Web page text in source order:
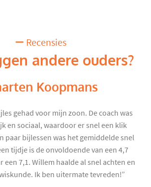
Recensies
andere ouders?
Koopmans
gehad voor mijn zoon. De coach was
en sociaal, waardoor er snel een klik
paar bijlessen was het gemiddelde snel
tijdje is de onvoldoende van een 4,7
een 7,1. Willem haalde al snel achten en
Ik ben uitermate tevreden!”